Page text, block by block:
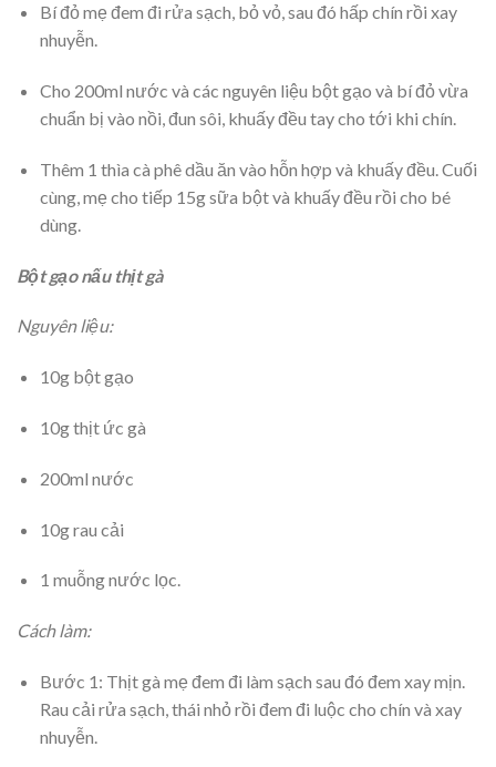
Bí đỏ mẹ đem đi rửa sạch, bỏ vỏ, sau đó hấp chín rồi xay
nhuyễn.
Cho 200ml nước và các nguyên liệu bột gạo và bí đỏ vừa
chuẩn bị vào nồi, đun sôi, khuấy đều tay cho tới khi chín.
Thêm 1 thìa cà phê dầu ăn vào hỗn hợp và khuấy đều. Cuối
cùng, mẹ cho tiếp 15g sữa bột và khuấy đều rồi cho bé
dùng.
Bột gạo nấu thịt gà
Nguyên liệu:
10g bột gạo
10g thịt ức gà
200ml nước
10g rau cải
1 muỗng nước lọc.
Cách làm:
Bước 1: Thịt gà mẹ đem đi làm sạch sau đó đem xay mịn.
Rau cải rửa sạch, thái nhỏ rồi đem đi luộc cho chín và xay
nhuyễn.